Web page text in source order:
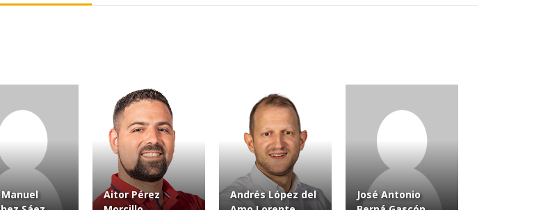
Manuel
Aitor Pérez
Andrés López del
José Antonio